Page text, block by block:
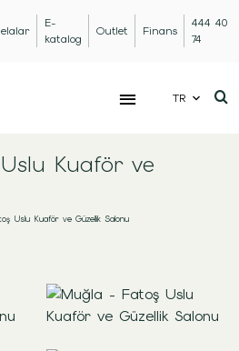
E-
katalog
Outlet Finans
444 40
74
TR
Kuaför ve
Uslu Kuaför ve Güzellik Salonu